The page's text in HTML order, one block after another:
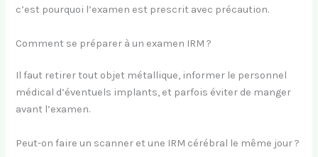
c’est pourquoi l’examen est prescrit avec précaution.
Comment se préparer à un examen IRM ?
Il faut retirer tout objet métallique, informer le personnel
médical d’éventuels implants, et parfois éviter de manger
avant l’examen.
Peut-on faire un scanner et une IRM cérébral le même jour ?